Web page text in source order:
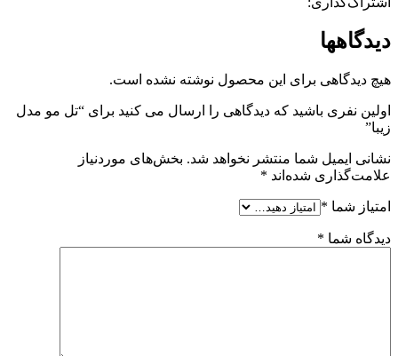
دیدگاهها
هیچ دیدگاهی برای این محصول نوشته نشده است.
اولین نفری باشید که دیدگاهی را ارسال می کنید برای “تل مو مدل
زیبا”
نشانی ایمیل شما منتشر نخواهد شد. بخش‌های موردنیاز
علامت‌گذاری شده‌اند *
امتیاز شما *
دیدگاه شما *